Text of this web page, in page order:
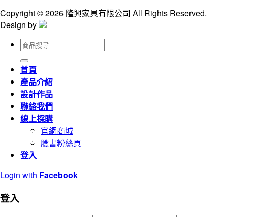
Copyright © 2026 隆興家具有限公司 All Rights Reserved.
Design by
搜
尋
關
鍵
字:
首頁
產品介紹
設計作品
聯絡我們
線上採購
官網商城
臉書粉絲頁
登入
Login with Facebook
登入